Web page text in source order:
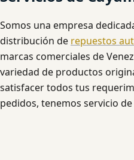
Somos una empresa
distribución de repuestos
marcas comerciales de
variedad de productos
satisfacer todos tus
pedidos, tenemos servicio de